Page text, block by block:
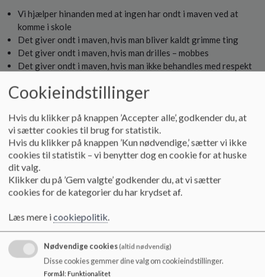
Vi hjælper hinanden med at ingen har ondt i maven ved at
komme i skole
Det giver ondt i maven, hvis man bliver kaldt grimme ting
Det giver ondt i maven, hvis man drilles – mobbes
Det giver ondt i maven, hvis man ikke behandles med respekt
skoledag – personalet er fælles ansvarlige for at give
hinanden en god arbejdsdag.
Vi forventer, at forældrene bakker op, når vi ringer hjem
Vi ønsker at kendes som en skole med:
Tillid og tryghed
Engagement
Ansvar
Samarbejde og fællesskab
Humor
Cookieindstillinger
Hvis du klikker på knappen ’Accepter alle’, godkender du, at
vi sætter cookies til brug for statistik.
Hvis du klikker på knappen ’Kun nødvendige,’ sætter vi ikke
cookies til statistik – vi benytter dog en cookie for at huske
dit valg.
Klikker du på ’Gem valgte’ godkender du, at vi sætter
cookies for de kategorier du har krydset af.
Læs mere icookiepolitik.
Nødvendige cookies(altid nødvendig)
Disse cookies gemmer dine valg om cookieindstillinger.
Formål: Funktionalitet